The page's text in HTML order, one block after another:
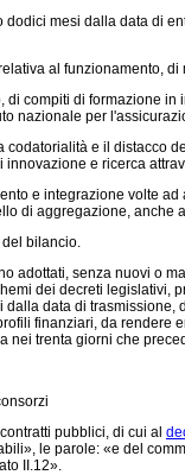
mesi dalla data di
al funzionamento,
compiti di formazione in
nazionale per
e il distacco
e ricerca
e integrazione volte
di aggregazione,
bilancio.
adottati, senza nuovi o
dei decreti legislativi,
data di
finanziari, da rendere
nei trenta giorni che
pubblici, di cui al
le parole: «e del
II.12».